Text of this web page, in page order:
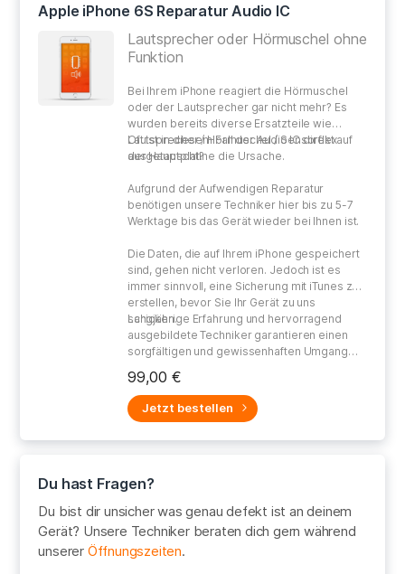
Apple iPhone 6S Reparatur Audio IC
Lautsprecher oder Hörmuschel ohne
Funktion
Bei Ihrem iPhone reagiert die Hörmuschel
oder der Lautsprecher gar nicht mehr? Es
wurden bereits diverse Ersatzteile wie
Lautsprecher / Hörmuschel / Sensorflex
ausgetauscht?
Oft ist in diesem Fall der Audio IC direkt auf
der Hauptplatine die Ursache.
Aufgrund der Aufwendigen Reparatur
benötigen unsere Techniker hier bis zu 5-7
Werktage bis das Gerät wieder bei Ihnen ist.
Die Daten, die auf Ihrem iPhone gespeichert
sind, gehen nicht verloren. Jedoch ist es
immer sinnvoll, eine Sicherung mit iTunes zu
erstellen, bevor Sie Ihr Gerät zu uns
schicken.
Langjährige Erfahrung und hervorragend
ausgebildete Techniker garantieren einen
sorgfältigen und gewissenhaften Umgang
99,00 €
Jetzt bestellen
Du hast Fragen?
Du bist dir unsicher was genau defekt ist an deinem
Gerät? Unsere Techniker beraten dich gern während
unserer Öffnungszeiten.